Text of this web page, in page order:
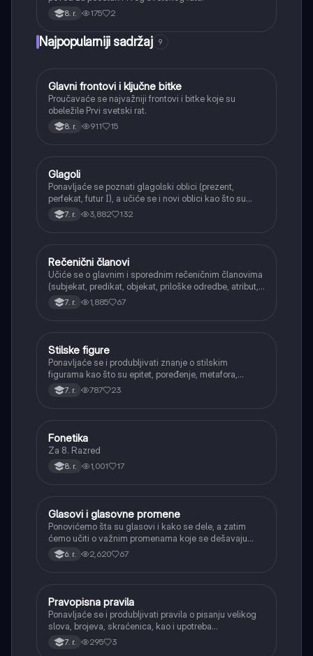
8. r. 175 2
Najpopularniji sadržaj 9
Istorija
Glavni frontovi i ključne bitke
Proučavaće se najvažniji frontovi i bitke koje su
obeležile Prvi svetski rat.
8. r. 911 15
Srpski jezik
Glagoli
Ponavljaće se poznati glagolski oblici (prezent,
perfekat, futur I), a učiće se i novi oblici kao što su
aorist, imperfekat, pluskvamperfekat, futur II, kao i
glagolski prilozi i pridevi.
7. r. 3,882 132
Srpski jezik
Rečenični članovi
Učiće se o glavnim i sporednim rečeničnim članovima
(subjekat, predikat, objekat, priloške odredbe, atribut,
apozicija) i njihovoj funkciji.
7. r. 1,885 67
Srpski jezik
Stilske figure
Ponavljaće se i produbljivati znanje o stilskim
figurama kao što su epitet, poređenje, metafora,
personifikacija, hiperbola, onomatopeja, aliteracija i
asonanca, razumevajući njihovu ulogu u tekstu.
7. r. 787 23
Srpski jezik
Fonetika
Za 8. Razred
8. r. 1,001 17
Srpski jezik
Glasovi i glasovne promene
Ponovićemo šta su glasovi i kako se dele, a zatim
ćemo učiti o važnim promenama koje se dešavaju
kada se glasovi nađu jedan pored drugog u rečima
(npr. jednačenje suglasnika po zvučnosti i mestu
6. r. 2,620 67
Srpski jezik
Pravopisna pravila
Ponavljaće se i produbljivati pravila o pisanju velikog
slova, brojeva, skraćenica, kao i upotreba
interpunkcije, sa posebnim fokusom na zarez u
složenoj rečenici.
7. r. 295 3